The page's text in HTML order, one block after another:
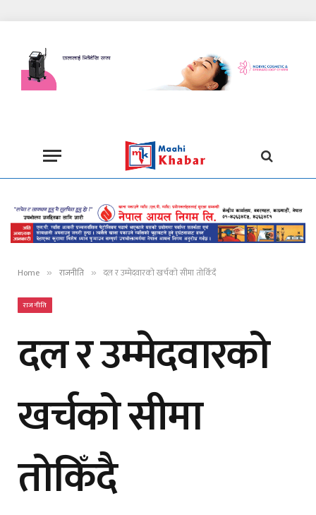
Home » राजनीति » दल र उम्मेदवारको खर्चको सीमा तोकिँदै
राजनीति
दल र उम्मेदवारको
खर्चको सीमा
तोकिँदै